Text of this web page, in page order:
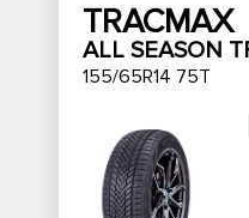
TRACMAX
ALL SEASON
155/65R14 75T